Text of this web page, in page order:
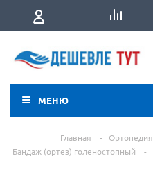
МЕНЮ
Главная - Ортопедия
Бандаж (ортез) голеностопный
-